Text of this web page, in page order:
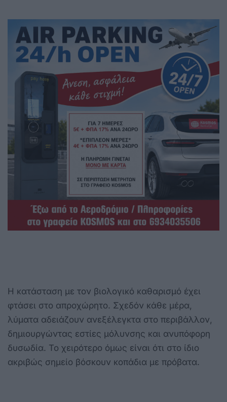
Η κατάσταση με τον βιολογικό καθαρισμό έχει
φτάσει στο απροχώρητο. Σχεδόν κάθε μέρα,
λύματα αδειάζουν ανεξέλεγκτα στο περιβάλλον,
δημιουργώντας εστίες μόλυνσης και ανυπόφορη
δυσωδία. Το χειρότερο όμως είναι ότι στο ίδιο
ακριβώς σημείο βόσκουν κοπάδια με πρόβατα.